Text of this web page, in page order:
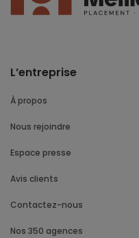
L’entreprise
À propos
Nous rejoindre
Espace presse
Avis clients
Contactez-nous
Nos 350 agences